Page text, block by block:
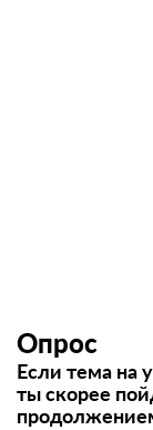
Опрос
Если тема на
ты скорее